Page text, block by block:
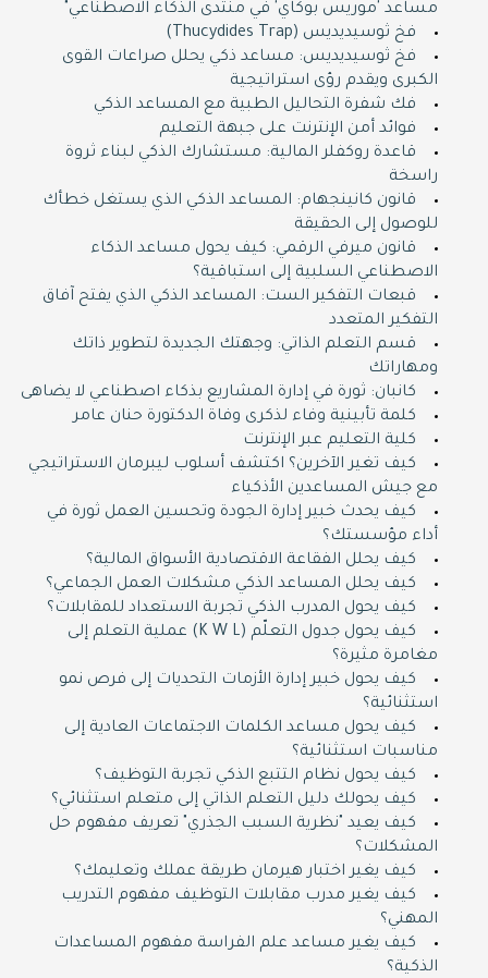
مساعد 'موريس بوكاي' في منتدى الذكاء الاصطناعي"
فخ ثوسيديديس (Thucydides Trap)
فخ ثوسيديديس: مساعد ذكي يحلل صراعات القوى
الكبرى ويقدم رؤى استراتيجية
فك شفرة التحاليل الطبية مع المساعد الذكي
فوائد أمن الإنترنت على جبهة التعليم
قاعدة روكفلر المالية: مستشارك الذكي لبناء ثروة
راسخة
قانون كانينجهام: المساعد الذكي الذي يستغل خطأك
للوصول إلى الحقيقة
قانون ميرفي الرقمي: كيف يحول مساعد الذكاء
الاصطناعي السلبية إلى استباقية؟
قبعات التفكير الست: المساعد الذكي الذي يفتح آفاق
التفكير المتعدد
قسم التعلم الذاتي: وجهتك الجديدة لتطوير ذاتك
ومهاراتك
كانبان: ثورة في إدارة المشاريع بذكاء اصطناعي لا يضاهى
كلمة تأبينية وفاء لذكرى وفاة الدكتورة حنان عامر
كلية التعليم عبر الإنترنت
كيف تغير الآخرين؟ اكتشف أسلوب ليبرمان الاستراتيجي
مع جيش المساعدين الأذكياء
كيف يحدث خبير إدارة الجودة وتحسين العمل ثورة في
أداء مؤسستك؟
كيف يحلل الفقاعة الاقتصادية الأسواق المالية؟
كيف يحلل المساعد الذكي مشكلات العمل الجماعي؟
كيف يحول المدرب الذكي تجربة الاستعداد للمقابلات؟
كيف يحول جدول التعلّم (K W L) عملية التعلم إلى
مغامرة مثيرة؟
كيف يحول خبير إدارة الأزمات التحديات إلى فرص نمو
استثنائية؟
كيف يحول مساعد الكلمات الاجتماعات العادية إلى
مناسبات استثنائية؟
كيف يحول نظام التتبع الذكي تجربة التوظيف؟
كيف يحولك دليل التعلم الذاتي إلى متعلم استثنائي؟
كيف يعيد "نظرية السبب الجذري" تعريف مفهوم حل
المشكلات؟
كيف يغير اختبار هيرمان طريقة عملك وتعليمك؟
كيف يغير مدرب مقابلات التوظيف مفهوم التدريب
المهني؟
كيف يغير مساعد علم الفراسة مفهوم المساعدات
الذكية؟